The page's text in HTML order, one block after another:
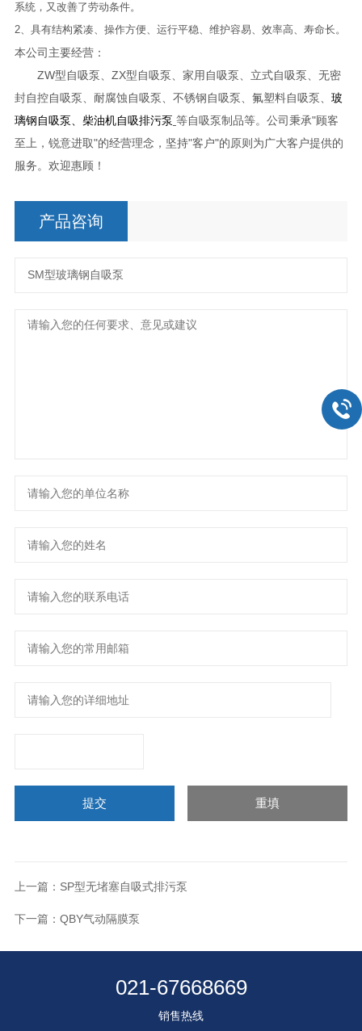
系统，又改善了劳动条件。
2、具有结构紧凑、操作方便、运行平稳、维护容易、效率高、寿命长。
本公司主要经营：
ZW型自吸泵、ZX型自吸泵、家用自吸泵、立式自吸泵、无密
封自控自吸泵、耐腐蚀自吸泵、不锈钢自吸泵、氟塑料自吸泵、 玻
璃钢自吸泵、柴油机自吸排污泵 等自吸泵制品等。公司秉承"顾客
至上，锐意进取"的经营理念，坚持"客户"的原则为广大客户提供的
服务。欢迎惠顾！
产品咨询
上一篇： SP型无堵塞自吸式排污泵
下一篇： QBY气动隔膜泵
021-67668669
销售热线